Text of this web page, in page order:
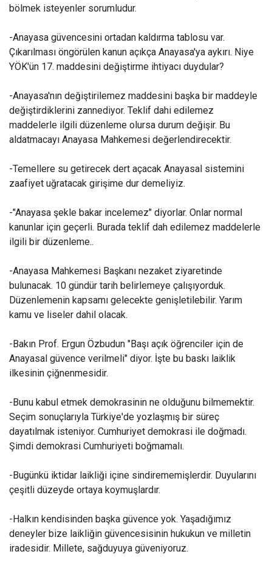
bölmek isteyenler sorumludur.
-Anayasa güvencesini ortadan kaldırma tablosu var.
Çıkarılması öngörülen kanun açıkça Anayasa'ya aykırı. Niye
YÖK'ün 17. maddesini değiştirme ihtiyacı duydular?
-Anayasa'nın değiştirilemez maddesini başka bir maddeyle
değiştirdiklerini zannediyor. Teklif dahi edilemez
maddelerle ilgili düzenleme olursa durum değişir. Bu
aldatmacayı Anayasa Mahkemesi değerlendirecektir.
-Temellere su getirecek dert açacak Anayasal sistemini
zaafiyet uğratacak girişime dur demeliyiz.
-"Anayasa şekle bakar incelemez" diyorlar. Onlar normal
kanunlar için geçerli. Burada teklif dah edilemez maddelerle
ilgili bir düzenleme..
-Anayasa Mahkemesi Başkanı nezaket ziyaretinde
bulunacak. 10 gündür tarih belirlemeye çalışıyorduk.
Düzenlemenin kapsamı gelecekte genişletilebilir. Yarım
kamu ve liseler dahil olacak.
-Bakın Prof. Ergun Özbudun "Başı açık öğrenciler için de
Anayasal güvence verilmeli" diyor. İşte bu baskı laiklik
ilkesinin çiğnenmesidir.
-Bunu kabul etmek demokrasinin ne olduğunu bilmemektir.
Seçim sonuçlarıyla Türkiye'de yozlaşmış bir süreç
dayatılmak isteniyor. Cumhuriyet demokrasi ile doğmadı.
Şimdi demokrasi Cumhuriyeti boğmamalı.
-Bugünkü iktidar laikliği içine sindirememişlerdir. Duyularını
çeşitli düzeyde ortaya koymuşlardır.
-Halkın kendisinden başka güvence yok. Yaşadığımız
deneyler bize laikliğin güvencesisinin hukukun ve milletin
iradesidir. Millete, sağduyuya güveniyoruz.